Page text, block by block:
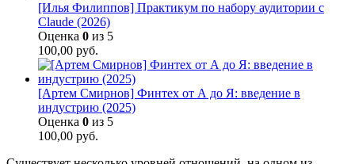
[Илья Филиппов] Практикум по набору аудитории с
Claude (2026)
Оценка 0 из 5
100,00 руб.
[Артем Смирнов] Финтех от А до Я: введение в
индустрию (2025)
Оценка 0 из 5
100,00 руб.